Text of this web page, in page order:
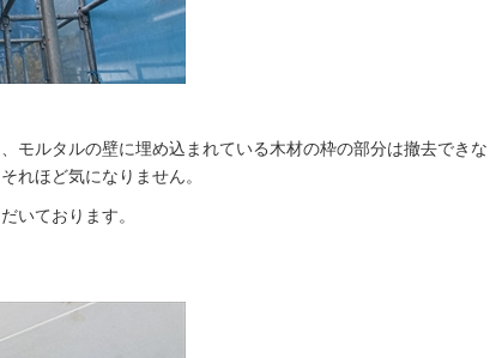
モルタルの壁に埋め込まれている木材の枠の部分は撤去できな
れほど気になりません。
いております。